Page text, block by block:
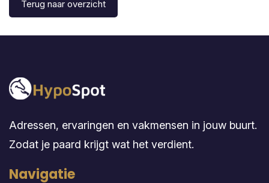
Terug naar overzicht
Adressen, ervaringen en vakmensen in jouw buurt.
Zodat je paard krijgt wat het verdient.
Navigatie